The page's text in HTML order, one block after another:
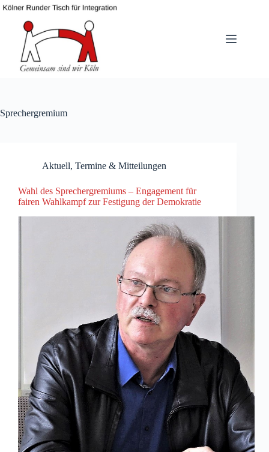
Zum
springen
Sprechergremium
Aktuell, Termine & Mitteilungen
Wahl des Sprechergremiums – Engagement für
fairen Wahlkampf zur Festigung der Demokratie